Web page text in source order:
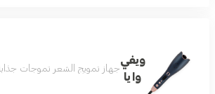
ويفي
وايا
جهاز تمويج الشعر تموجات